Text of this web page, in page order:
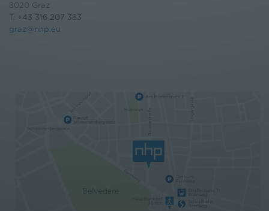
8020 Graz
T: +43 316 207 383
graz@nhp.eu